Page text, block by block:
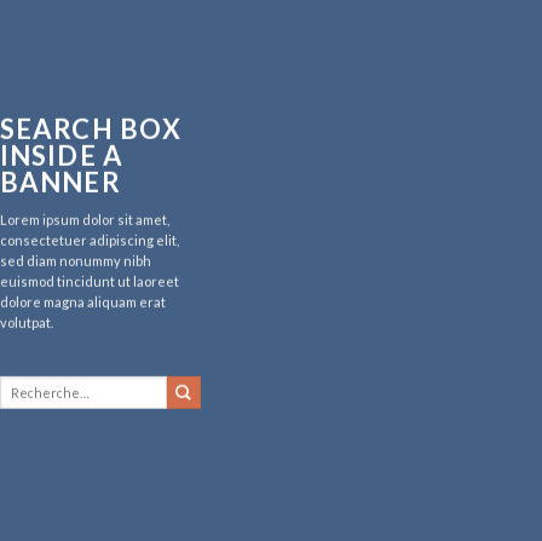
SEARCH BOX
INSIDE A
BANNER
Lorem ipsum dolor sit amet,
consectetuer adipiscing elit,
sed diam nonummy nibh
euismod tincidunt ut laoreet
dolore magna aliquam erat
volutpat.